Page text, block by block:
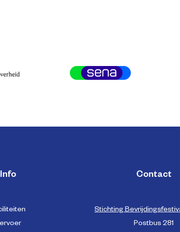
Info Contact
Stichting
Postbus 281